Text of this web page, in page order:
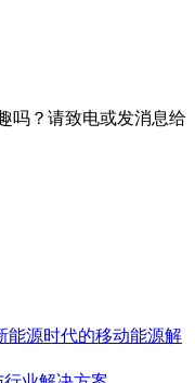
吗？请致电或发消息给
能源时代的移动能源解